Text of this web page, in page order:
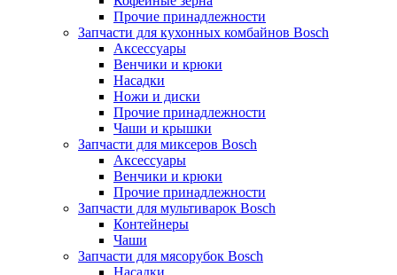
Прочие принадлежности
Запчасти для кухонных комбайнов Bosch
Аксессуары
Венчики и крюки
Насадки
Ножи и диски
Прочие принадлежности
Чаши и крышки
Запчасти для миксеров Bosch
Аксессуары
Венчики и крюки
Прочие принадлежности
Запчасти для мультиварок Bosch
Контейнеры
Чаши
Запчасти для мясорубок Bosch
Насадки